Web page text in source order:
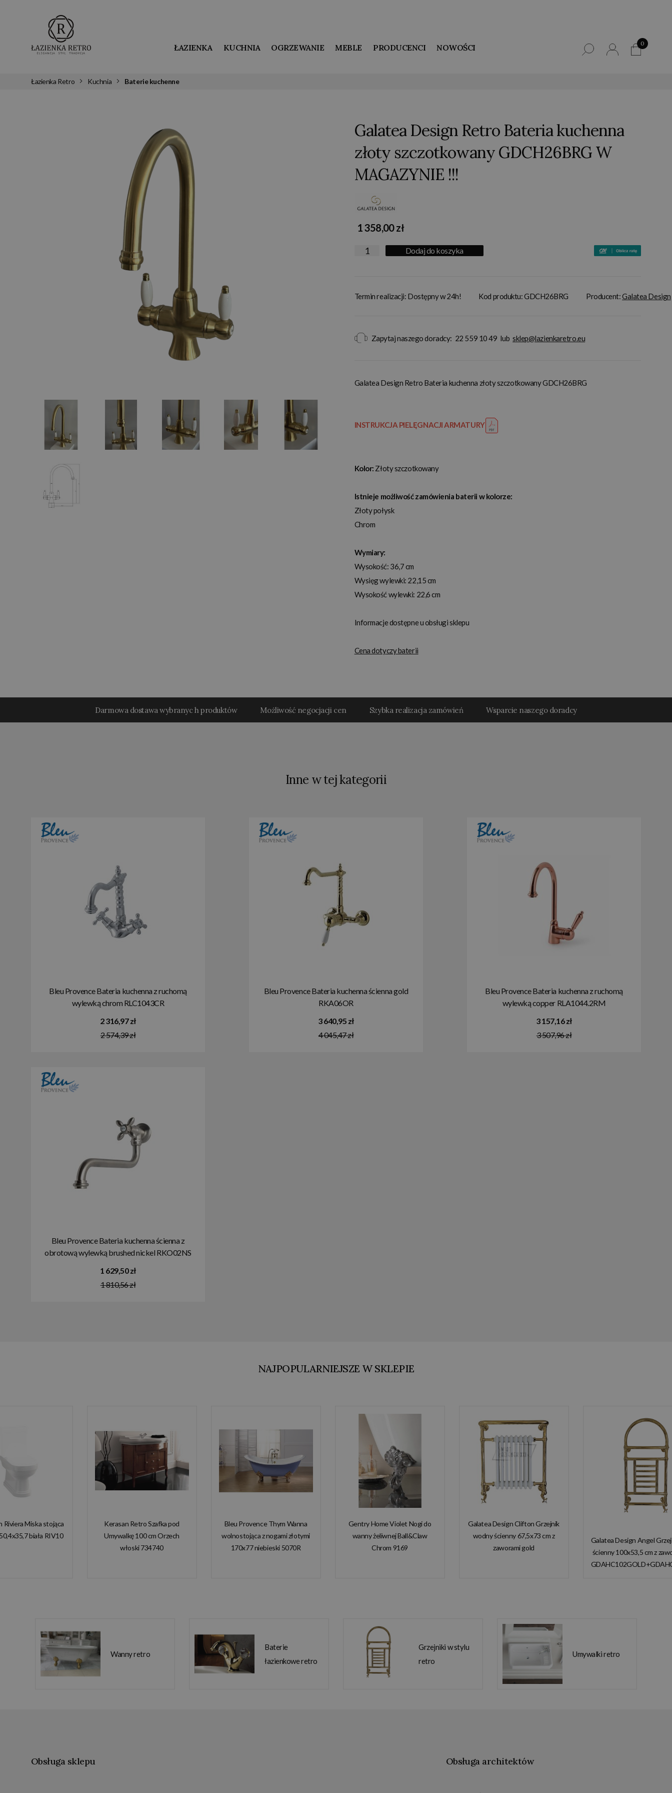
ŁAZIENKA KUCHNIA OGRZEWANIE MEBLE PRODUCENCI NOWOŚCI 0
Łazienka Retro Kuchnia Baterie kuchenne
Galatea Design Retro Bateria kuchenna
złoty szczotkowany GDCH26BRG W
MAGAZYNIE !!!
1 358,00 zł
Dodaj do koszyka
Termin realizacji: Dostępny w 24h! Kod produktu: GDCH26BRG Producent:Galatea Design
Zapytaj naszego doradcy: 22 559 10 49 lub sklep@lazienkaretro.eu
Galatea Design Retro Bateria kuchenna złoty szczotkowany GDCH26BRG
INSTRUKCJA PIELĘGNACJI ARMATURY
Kolor: Złoty szczotkowany
Istnieje możliwość zamówienia baterii w kolorze:
Złoty połysk
Chrom
Wymiary:
Wysokość: 36,7 cm
Wysięg wylewki: 22,15 cm
Wysokość wylewki: 22,6 cm
Informacje dostępne u obsługi sklepu
Cena dotyczy baterii
Darmowa dostawa wybranyc h produktów Możliwość negocjacji cen Szybka realizacja zamówień Wsparcie naszego doradcy
Inne w tej kategorii
Bleu Provence Bateria kuchenna z ruchomą
wylewką chrom RLC1043CR
2 316,97 zł
2 574,39 zł
Bleu Provence Bateria kuchenna ścienna gold
RKA06OR
3 640,95 zł
4 045,47 zł
Bleu Provence Bateria kuchenna z ruchomą
wylewką copper RLA1044.2RM
3 157,16 zł
3 507,96 zł
Bleu Provence Bateria kuchenna ścienna z
obrotową wylewką brushed nickel RKO02NS
1 629,50 zł
1 810,56 zł
NAJPOPULARNIEJSZE W SKLEPIE
Riviera Miska stojąca
biała RIV10
Kerasan Retro Szafka pod
Umywalkę 100 cm Orzech
włoski 734740
Bleu Provence Thym Wanna
wolnostojąca z nogami złotymi
170x77 niebieski 5070R
Gentry Home Violet Nogi do
wanny żeliwnej Ball&Claw
Chrom 9169
Galatea Design Clifton Grzejnik
wodny ścienny 67,5x73 cm z
zaworami gold
Galatea Design Angel
ścienny 100x53,5 cm z
Wanny retro
Baterie
łazienkowe retro
Grzejniki w stylu
retro
Umywalki retro
Obsługa sklepu Obsługa architektów